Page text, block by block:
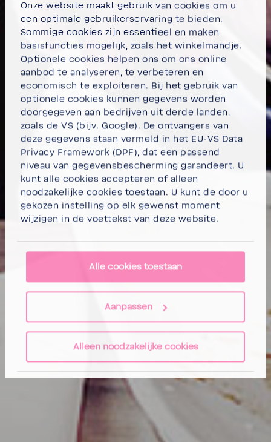
Onze website maakt gebruik van cookies om u
een optimale gebruikerservaring te bieden.
Sommige cookies zijn essentieel en maken
basisfuncties mogelijk, zoals het winkelmandje.
Optionele cookies helpen ons om ons online
aanbod te analyseren, te verbeteren en
economisch te exploiteren. Bij het gebruik van
optionele cookies kunnen gegevens worden
doorgegeven aan bedrijven uit derde landen,
zoals de VS (bijv. Google). De ontvangers van
deze gegevens staan vermeld in het EU-VS Data
Privacy Framework (DPF), dat een passend
niveau van gegevensbescherming garandeert. U
kuntalle cookies accepteren of alleen
noodzakelijke cookies toestaan. U kunt de door u
gekozen instelling op elk gewenst moment
wijzigen in de voettekst van deze website.
Alle cookies toestaan
Aanpassen
Alleen noodzakelijke cookies